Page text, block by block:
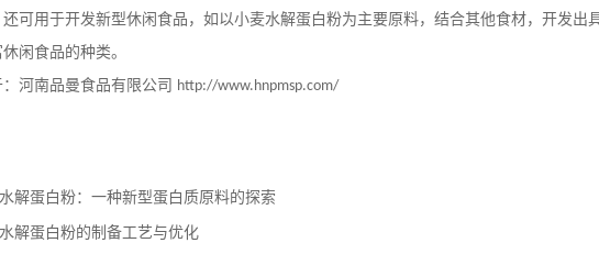
可用于开发新型休闲食品，如以小麦水解蛋白粉为主要原料，结合其他食材，开发出
闲食品的种类。
河南品曼食品有限公司 http://www.hnpmsp.com/
解蛋白粉：一种新型蛋白质原料的探索
解蛋白粉的制备工艺与优化